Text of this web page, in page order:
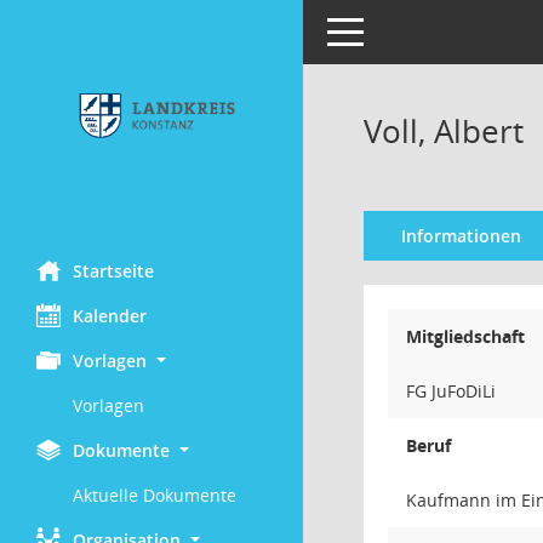
Startseite
Kalender
Vorlagen
Vorlagen
Dokumente
Aktuelle Dokumente
Toggle navigation
Voll, Albert
Informationen
Mitgliedschaft
FG JuFoDiLi
Beruf
Kaufmann im